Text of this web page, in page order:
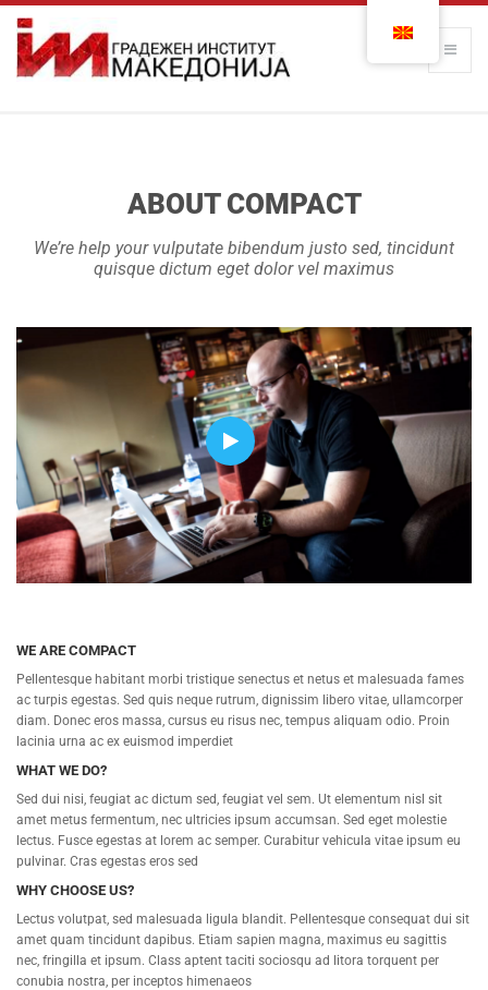
ABOUT COMPACT
We’re help your vulputate bibendum justo sed, tincidunt
quisque dictum eget dolor vel maximus
WE ARE COMPACT
Pellentesque habitant morbi tristique senectus et netus et malesuada fames
ac turpis egestas. Sed quis neque rutrum, dignissim libero vitae, ullamcorper
diam. Donec eros massa, cursus eu risus nec, tempus aliquam odio. Proin
lacinia urna ac ex euismod imperdiet
WHAT WE DO?
Sed dui nisi, feugiat ac dictum sed, feugiat vel sem. Ut elementum nisl sit
amet metus fermentum, nec ultricies ipsum accumsan. Sed eget molestie
lectus. Fusce egestas at lorem ac semper. Curabitur vehicula vitae ipsum eu
pulvinar. Cras egestas eros sed
WHY CHOOSE US?
Lectus volutpat, sed malesuada ligula blandit. Pellentesque consequat dui sit
amet quam tincidunt dapibus. Etiam sapien magna, maximus eu sagittis
nec, fringilla et ipsum. Class aptent taciti sociosqu ad litora torquent per
conubia nostra, per inceptos himenaeos